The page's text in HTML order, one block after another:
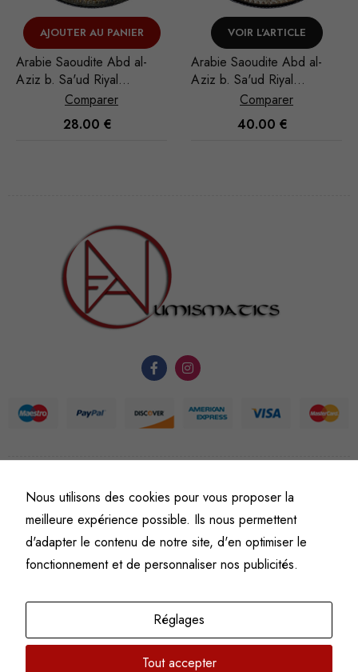
VOIR L'ARTICLE
Arabie Saoudite Abd al-
Aziz b. Sa'ud Riyal
1951/AH 1370
Comparer
40.00
VOIR L'ARTICLE
Pays-Bas espagnols
Brabant Albert et Isabelle
Ducaton 1619 Anvers
Comparer
1,000.00
©Fine art numismatics– Tous droits réservés.
Politique de confidentialitéConditions générales de vente et d’utilisation
Mentions légales
Nous utilisons des cookies pour vous proposer la
meilleure expérience possible. Ils nous permettent
d'adapter le contenu de notre site, d'en optimiser le
fonctionnement et de personnaliser nos publicités.
Réglages
Tout accepter
fonctionnement
Statistiques
Afin que
puissions
fonctionnalité
et la
structure du
site Web, en
fonction de
en est fait.